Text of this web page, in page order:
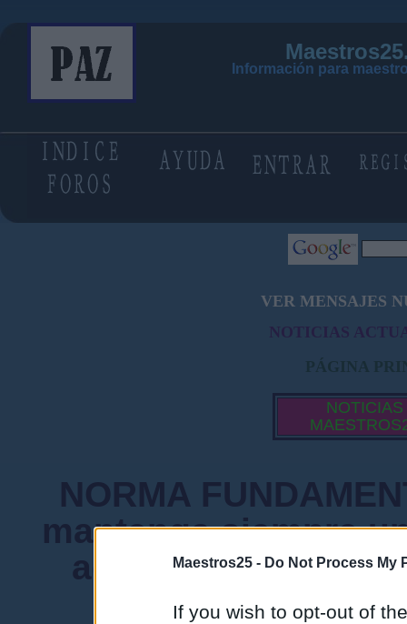
Maestros25 - Do Not Process My
If you wish to opt-out of
Información para
VER MENSAJES
NOTICIAS
PÁGINA
NOTICIAS
NORMA
mantenga siempre
admiten mensajes
instituciones